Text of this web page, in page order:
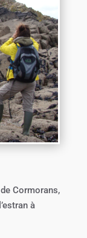
Cormorans,
à